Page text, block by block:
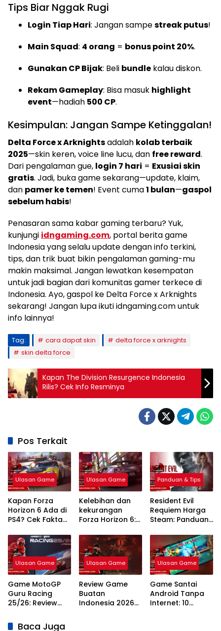
Tips Biar Nggak Rugi
Login Tiap Hari: Jangan sampestreak putus!
Main Squad: 4 orang = bonus point 20%.
Gunakan CP Bijak: Beli bundle kalau diskon.
Rekam Gameplay: Bisa masuk highlight
event—hadiah 500 CP.
Kesimpulan: Jangan Sampe Ketinggalan!
Delta Force x Arknightsadalah kolab terbaik
2025—skin keren, voice line lucu, dan free reward.
Dari pengalaman gue, login 7 hari = Exusiai skin
gratis. Jadi, buka game sekarang—update, klaim,
dan pamer ke temen! Event cuma1 bulan—gaspol
sebelum habis!
Penasaran sama kabar gaming terbaru? Yuk,
kunjungi idngaming.com, portal berita game
Indonesia yang selalu update dengan info terkini,
tips, dan trik buat bikin pengalaman gaming-mu
makin maksimal. Jangan lewatkan kesempatan
untuk jadi bagian dari komunitas gamer terkece di
Indonesia. Ayo, gaspol ke Delta Force x Arknights
sekarang! Jangan lupa ikuti idngaming.com untuk
info lainnya!
Tag: cara dapat skin
delta force x arknights
skin delta force
Kapan The Division Resurgence Indonesia
Rilis? Cek Info Resminya
Pos Terkait
Ulasan Game
Kapan Forza
Horizon 6 Ada di
PS4? Cek Fakta
Ulasan Game
Kelebihan dan
kekurangan
Forza Horizon 6:
Panduan & Tips
Resident Evil
Requiem Harga
Steam: Panduan
dan Spesifikasi
PC
Ulasan Game
Game MotoGP
Guru Racing
25/26: Review
Gameplay
Ulasan Game
Review Game
Buatan
Indonesia 2026
Ulasan Game
Game Santai
Android Tanpa
Internet: 10
Baca Juga